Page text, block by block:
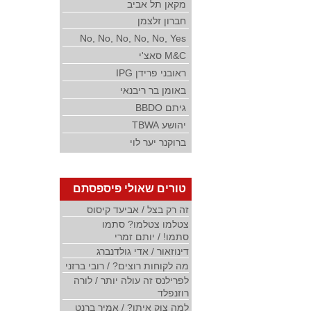
מקאן תל אביב
חברון זלצמן
No, No, No, No, No, Yes
M&C סאצ'י
ראובני פרידן IPG
באומן בר ריבנאי
גיתם BBDO
יהושע TBWA
ברוקנר יער לוי
טורים שאולי פיספסתם
זה רק בצל / אביעד קיסוס
צטלמו צטלמו? סתמו
סתמו! / יותם זמרי
דינוזאור / אדי גולדנברג
מה לקוחות רוצים? / רובי ברזני
לפרילנס זה עולה יותר / לורה
רוזנפלד
למה צוק איתן? / אמיר ברנט